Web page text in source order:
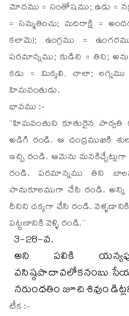
మోదము = సంతోషము; ఉడు =
= సమ్మతించు; మదిరాక్షి =
కలామె); ఉంగ్రము =
పరమాన్నము; కుడిచి = తిని;
కడు = మిక్కలి, చాలా; లగ్నము
హిమవంతుడు.
భావము :-
“హిమవంతుని కూతురైన
అడిగి రండి. ఆ చంద్రముఖికి
ఇచ్చి రండి. ఆమెను
రండి. పరమాన్నము తిని
సానుకూలముగా చేసి రండి.
దీనిని చక్కగా చేసి రండి.
పట్టణానికి వెళ్ళి రండి.”
3-28-వ.
అని పలికి
వసిష్ఠపాదావలోకనంబు
నరుంధతిం జూచి శివుం
టీక :-